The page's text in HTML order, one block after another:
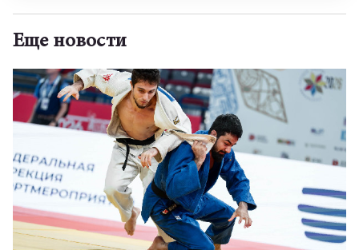
Еще новости